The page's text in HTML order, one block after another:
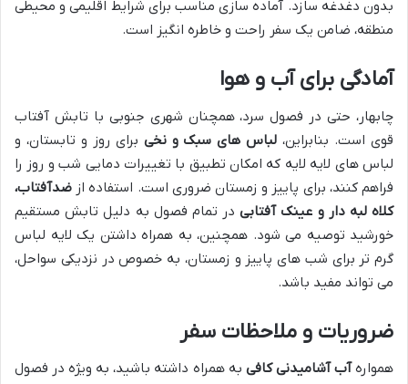
بدون دغدغه سازد. آماده سازی مناسب برای شرایط اقلیمی و محیطی
منطقه، ضامن یک سفر راحت و خاطره انگیز است.
آمادگی برای آب و هوا
چابهار، حتی در فصول سرد، همچنان شهری جنوبی با تابش آفتاب
قوی است. بنابراین، لباس های سبک و نخی برای روز و تابستان، و
لباس های لایه لایه که امکان تطبیق با تغییرات دمایی شب و روز را
فراهم کنند، برای پاییز و زمستان ضروری است. استفاده از ضدآفتاب،
کلاه لبه دار و عینک آفتابیدر تمام فصول به دلیل تابش مستقیم
خورشید توصیه می شود. همچنین، به همراه داشتن یک لایه لباس
گرم تر برای شب های پاییز و زمستان، به خصوص در نزدیکی سواحل،
می تواند مفید باشد.
ضروریات و ملاحظات سفر
هموارهآب آشامیدنی کافی به همراه داشته باشید، به ویژه در فصول